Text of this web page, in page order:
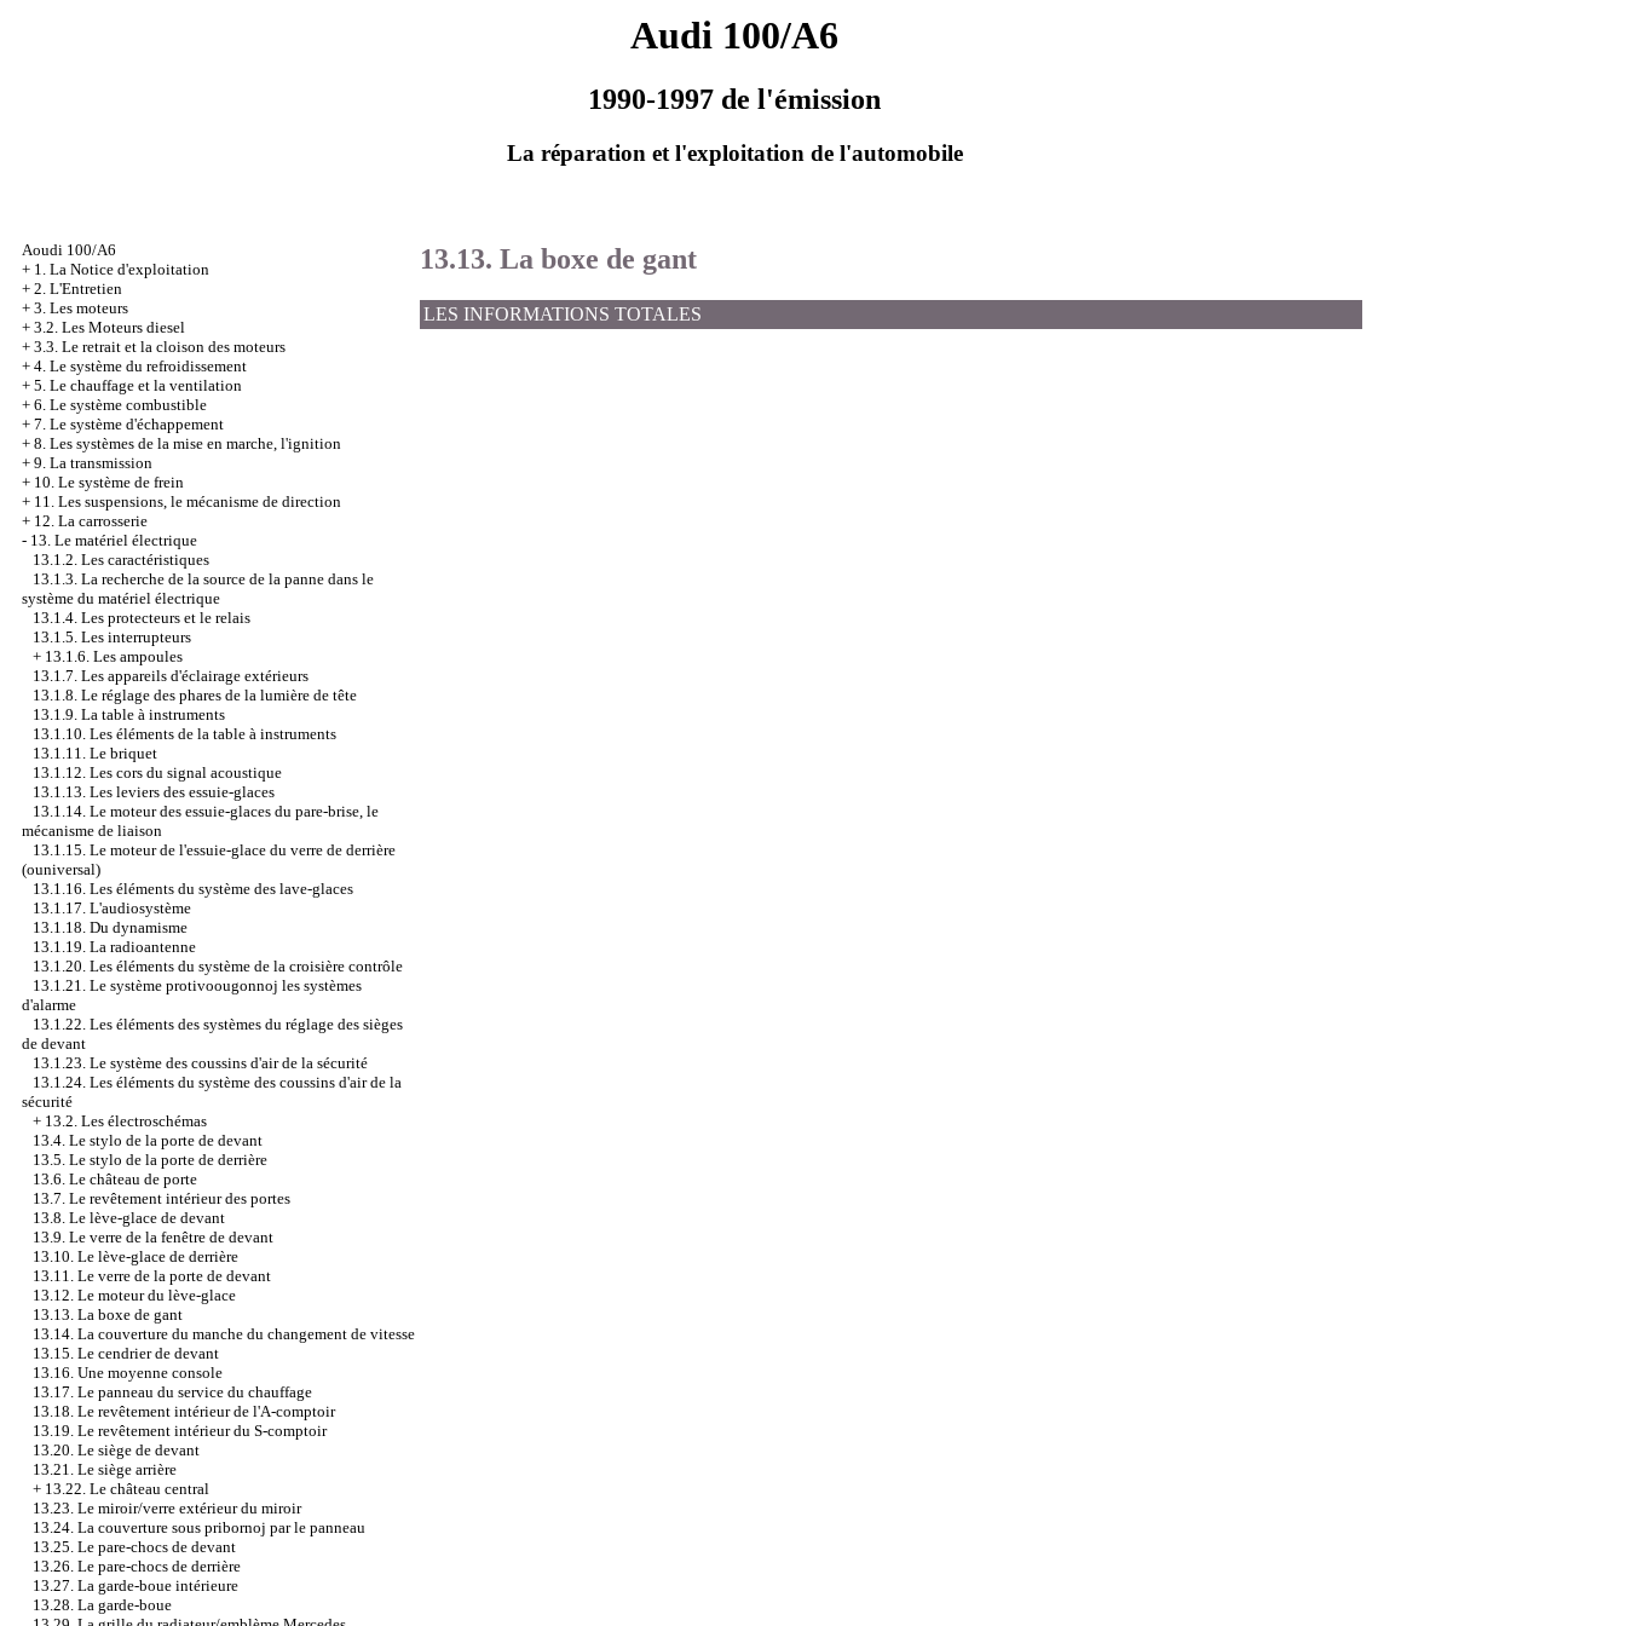
Audi 100/A6
1990-1997 de l'émission
La réparation et l'exploitation de l'automobile
Aoudi 100/A6
+ 1. La Notice d'exploitation
+ 2. L'Entretien
+ 3. Les moteurs
+ 3.2. Les Moteurs diesel
+ 3.3. Le retrait et la cloison des moteurs
+ 4. Le système du refroidissement
+ 5. Le chauffage et la ventilation
+ 6. Le système combustible
+ 7. Le système d'échappement
+ 8. Les systèmes de la mise en marche, l'ignition
+ 9. La transmission
+ 10. Le système de frein
+ 11. Les suspensions, le mécanisme de direction
+ 12. La carrosserie
- 13. Le matériel électrique
13.1.2. Les caractéristiques
13.1.3. La recherche de la source de la panne dans le
système du matériel électrique
13.1.4. Les protecteurs et le relais
13.1.5. Les interrupteurs
+ 13.1.6. Les ampoules
13.1.7. Les appareils d'éclairage extérieurs
13.1.8. Le réglage des phares de la lumière de tête
13.1.9. La table à instruments
13.1.10. Les éléments de la table à instruments
13.1.11. Le briquet
13.1.12. Les cors du signal acoustique
13.1.13. Les leviers des essuie-glaces
13.1.14. Le moteur des essuie-glaces du pare-brise, le
mécanisme de liaison
13.1.15. Le moteur de l'essuie-glace du verre de derrière
(ouniversal)
13.1.16. Les éléments du système des lave-glaces
13.1.17. L'audiosystème
13.1.18. Du dynamisme
13.1.19. La radioantenne
13.1.20. Les éléments du système de la croisière contrôle
13.1.21. Le système protivoougonnoj les systèmes
d'alarme
13.1.22. Les éléments des systèmes du réglage des sièges
de devant
13.1.23. Le système des coussins d'air de la sécurité
13.1.24. Les éléments du système des coussins d'air de la
sécurité
+ 13.2. Les électroschémas
13.4. Le stylo de la porte de devant
13.5. Le stylo de la porte de derrière
13.6. Le château de porte
13.7. Le revêtement intérieur des portes
13.8. Le lève-glace de devant
13.9. Le verre de la fenêtre de devant
13.10. Le lève-glace de derrière
13.11. Le verre de la porte de devant
13.12. Le moteur du lève-glace
13.13. La boxe de gant
13.14. La couverture du manche du changement de vitesse
13.15. Le cendrier de devant
13.16. Une moyenne console
13.17. Le panneau du service du chauffage
13.18. Le revêtement intérieur de l'A-comptoir
13.19. Le revêtement intérieur du S-comptoir
13.20. Le siège de devant
13.21. Le siège arrière
+ 13.22. Le château central
13.23. Le miroir/verre extérieur du miroir
13.24. La couverture sous pribornoj par le panneau
13.25. Le pare-chocs de devant
13.26. Le pare-chocs de derrière
13.27. La garde-boue intérieure
13.28. La garde-boue
13.13. La boxe de gant
LES INFORMATIONS TOTALES